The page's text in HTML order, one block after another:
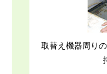
取替え機器周り